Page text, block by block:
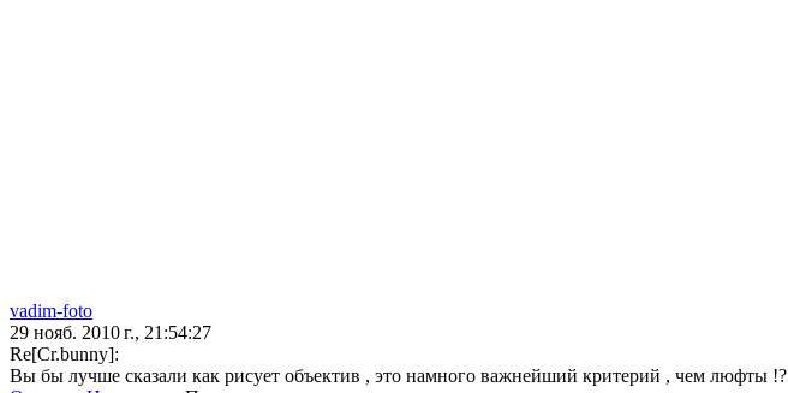
vadim-foto
29 нояб. 2010 г., 21:54:27
Re[Cr.bunny]:
Вы бы лучше сказали как рисует объектив , это намного важнейший критерий , чем люфты !?